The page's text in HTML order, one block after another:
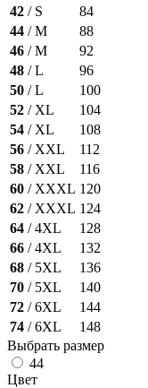
42 / S 84
44 / M 88
46 / M 92
48 / L 96
50 / L 100
52 / XL 104
54 / XL 108
56 / XXL 112
58 / XXL 116
60 / XXXL 120
62 / XXXL 124
64 / 4XL 128
66 / 4XL 132
68 / 5XL 136
70 / 5XL 140
72 / 6XL 144
74 / 6XL 148
Выбрать размер
44
Цвет